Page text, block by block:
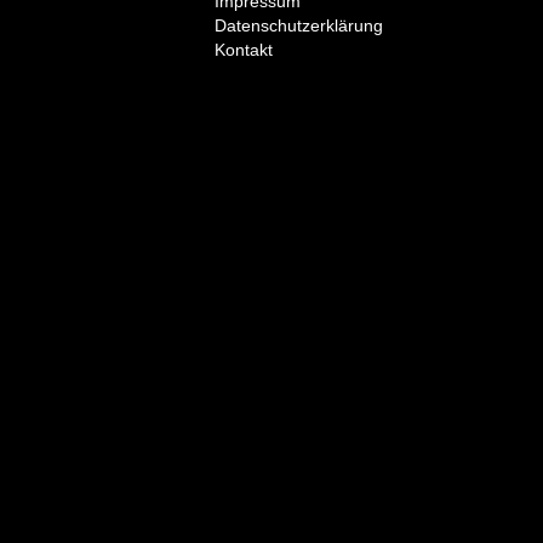
Datenschutzerklärung
Kontakt